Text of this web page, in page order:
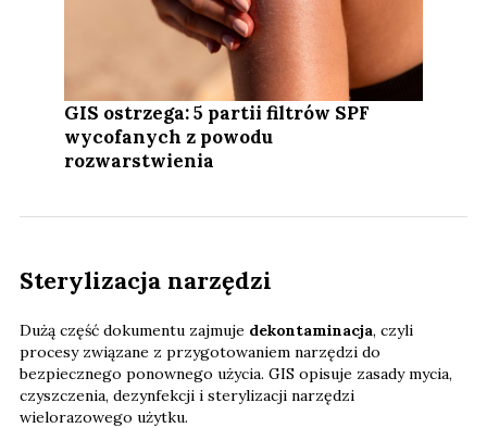
GIS ostrzega: 5 partii filtrów SPF
wycofanych z powodu
rozwarstwienia
Sterylizacja narzędzi
Dużą część dokumentu zajmuje dekontaminacja, czyli
procesy związane z przygotowaniem narzędzi do
bezpiecznego ponownego użycia. GIS opisuje zasady mycia,
czyszczenia, dezynfekcji i sterylizacji narzędzi
wielorazowego użytku.